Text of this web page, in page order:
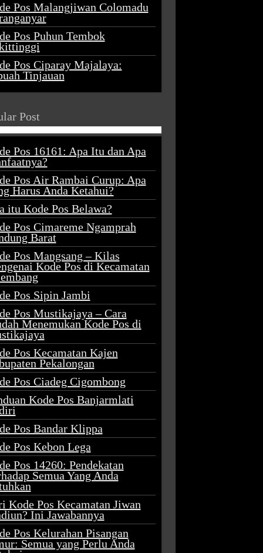
Pos Malangjiwan Colomadu
Pos Puhun Tembok
Pos Ciparay Majalaya:
Tinjauan
Post
Pos 16161: Apa Itu dan Apa
Pos Air Rambai Curup: Apa
Harus Anda Ketahui?
itu Kode Pos Belawa?
Pos Cimareme Ngamprah
Barat
Pos Mangsang – Kilas
Kode Pos di Kecamatan
Pos Sipin Jambi
Pos Mustikajaya – Cara
Menemukan Kode Pos di
Pos Kecamatan Kajen
Pekalongan
Pos Ciadeg Cigombong
Kode Pos Banjarmlati
Pos Bandar Klippa
Pos Kebon Lega
Pos 14260: Pendekatan
Semua Yang Anda
Kode Pos Kecamatan Jiwan
Ini Jawabannya
Pos Kelurahan Pisangan
Semua yang Perlu Anda